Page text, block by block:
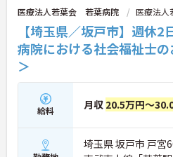
医療法人若葉会 若葉病院 医療法
【埼玉県／坂戸市】週休
病院における社会福祉士
＞
給料 月収 20.5万円～
埼玉県 坂戸市 戸宮